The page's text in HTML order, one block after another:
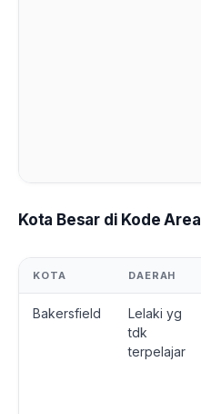
Kota Besar di Kode
KOTA DAERAH
Bakersfield
Lelaki yg
tdk
terpelajar